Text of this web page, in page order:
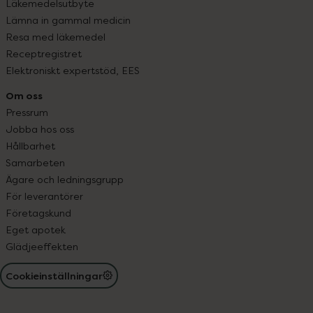
Läkemedelsutbyte
Lämna in gammal medicin
Resa med läkemedel
Receptregistret
Elektroniskt expertstöd, EES
Om oss
Pressrum
Jobba hos oss
Hållbarhet
Samarbeten
Ägare och ledningsgrupp
För leverantörer
Företagskund
Eget apotek
Glädjeeffekten
Cookieinställningar